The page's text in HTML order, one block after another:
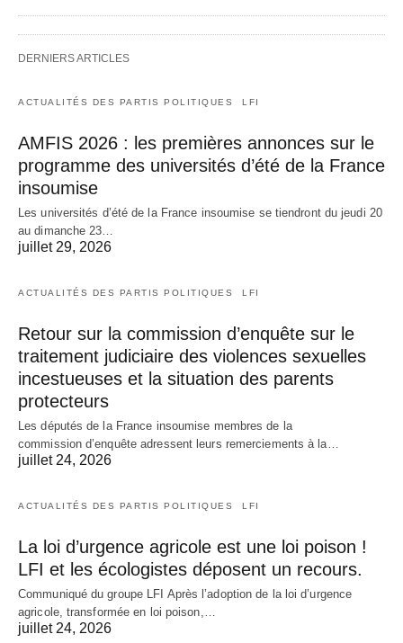
DERNIERS ARTICLES
ACTUALITÉS DES PARTIS POLITIQUES LFI
AMFIS 2026 : les premières annonces sur le
programme des universités d’été de la France
insoumise
Les universités d’été de la France insoumise se tiendront du jeudi 20
au dimanche 23…
juillet 29, 2026
ACTUALITÉS DES PARTIS POLITIQUES LFI
Retour sur la commission d’enquête sur le
traitement judiciaire des violences sexuelles
incestueuses et la situation des parents
protecteurs
Les députés de la France insoumise membres de la
commission d’enquête adressent leurs remerciements à la…
juillet 24, 2026
ACTUALITÉS DES PARTIS POLITIQUES LFI
La loi d’urgence agricole est une loi poison !
LFI et les écologistes déposent un recours.
Communiqué du groupe LFI Après l’adoption de la loi d’urgence
agricole, transformée en loi poison,…
juillet 24, 2026